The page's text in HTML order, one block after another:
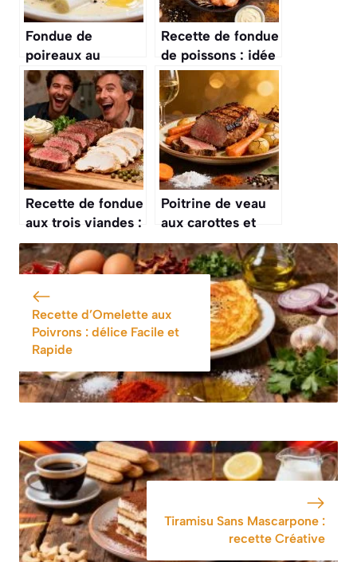
Fondue de
poireaux au
Cookeo : recette
rapide et
savoureuse
Recette de fondue
de poissons : idée
simple et
savoureuse
Recette de fondue
aux trois viandes :
savourez un repas
convivial
Poitrine de veau
aux carottes et
pommes de terre :
une recette
savoureuse
Recette d’Omelette aux
Poivrons : délice Facile et
Rapide
Tiramisu Sans Mascarpone :
recette Créative